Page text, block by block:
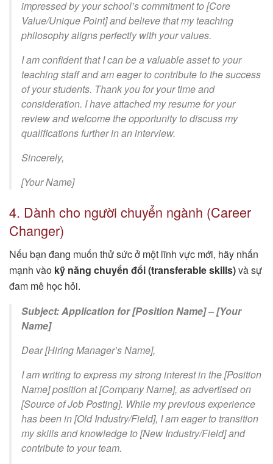
impressed by your school’s commitment to [Core
Value/Unique Point] and believe that my teaching
philosophy aligns perfectly with your values.
I am confident that I can be a valuable asset to your
teaching staff and am eager to contribute to the success
of your students. Thank you for your time and
consideration. I have attached my resume for your
review and welcome the opportunity to discuss my
qualifications further in an interview.
Sincerely,
[Your Name]
4. Dành cho người chuyển ngành (Career
Changer)
Nếu bạn đang muốn thử sức ở một lĩnh vực mới, hãy nhấn
mạnh vào kỹ năng chuyển đổi (transferable skills)và sự
đam mê học hỏi.
Subject: Application for [Position Name] – [Your
Name]
Dear [Hiring Manager’s Name],
I am writing to express my strong interest in the [Position
Name] position at [Company Name], as advertised on
[Source of Job Posting]. While my previous experience
has been in [Old Industry/Field], I am eager to transition
my skills and knowledge to [New Industry/Field] and
contribute to your team.